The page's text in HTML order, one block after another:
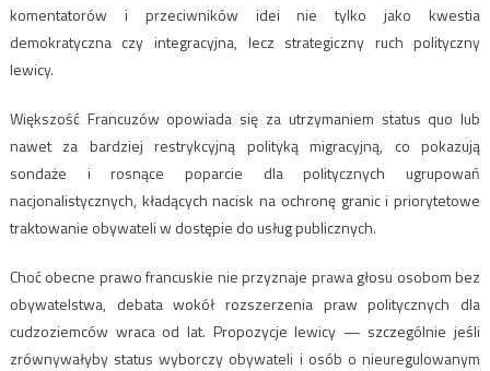
komentatorów i przeciwników idei nie tylko jako kwestia
demokratyczna czy integracyjna, lecz strategiczny ruch polityczny
lewicy.
Większość Francuzów opowiada się za utrzymaniem status quo lub
nawet za bardziej restrykcyjną polityką migracyjną, co pokazują
sondaże i rosnące poparcie dla politycznych ugrupowań
nacjonalistycznych, kładących nacisk na ochronę granic i priorytetowe
traktowanie obywateli w dostępie do usług publicznych.
Choć obecne prawo francuskie nie przyznaje prawa głosu osobom bez
obywatelstwa, debata wokół rozszerzenia praw politycznych dla
cudzoziemców wraca od lat. Propozycje lewicy — szczególnie jeśli
zrównywałyby status wyborczy obywateli i osób o nieuregulowanym